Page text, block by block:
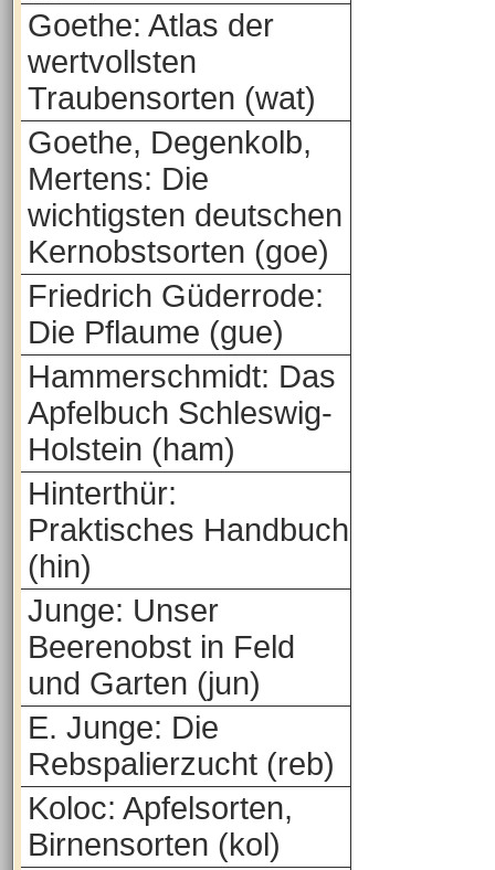
Goethe: Atlas der
wertvollsten
Traubensorten (wat)
Goethe, Degenkolb,
Mertens: Die
wichtigsten deutschen
Kernobstsorten (goe)
Friedrich Güderrode:
Die Pflaume (gue)
Hammerschmidt: Das
Apfelbuch Schleswig-
Holstein (ham)
Hinterthür:
Praktisches Handbuch
(hin)
Junge: Unser
Beerenobst in Feld
und Garten (jun)
E. Junge: Die
Rebspalierzucht (reb)
Koloc: Apfelsorten,
Birnensorten (kol)